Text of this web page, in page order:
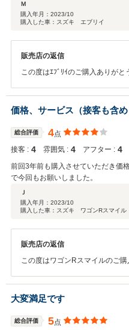
Ｍ
購入年月： 2023/10
購入した車：スズキ エブリイ
販売店の返信
この度はｴﾌﾞﾘｲのご購入ありが
よろしくお願いいたします。
価格、サービス（接客も含
総合評価 4点
接客 : 4 雰囲気 : 4 アフター : 4
前回3年前も購入させていただき価
で今回もお願いしました。
Ｊ
購入年月： 2023/10
購入した車：スズキ ワゴンRスマイル
販売店の返信
この度はワゴンRスマイルのご
これからもどうぞよろしくお願
大変満足です
総合評価 5点